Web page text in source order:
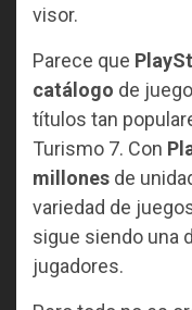
visor.
Parece que
catálogo de
títulos tan
Turismo 7. Con
millones de
variedad de
sigue siendo una
jugadores.